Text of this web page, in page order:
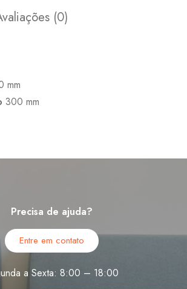
(0)
mm
300 mm
Precisa de ajuda?
Entre em contato
a Sexta: 8:00 – 18:00